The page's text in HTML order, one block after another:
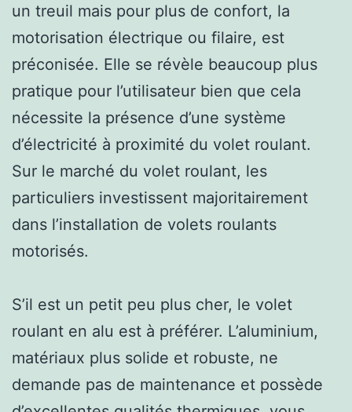
un treuil mais pour plus de confort, la
motorisation électrique ou filaire, est
préconisée. Elle se révèle beaucoup plus
pratique pour l’utilisateur bien que cela
nécessite la présence d’une système
d’électricité à proximité du volet roulant.
Sur le marché du volet roulant, les
particuliers investissent majoritairement
dans l’installation de volets roulants
motorisés.
S’il est un petit peu plus cher, le volet
roulant en alu est à préférer. L’aluminium,
matériaux plus solide et robuste, ne
demande pas de maintenance et possède